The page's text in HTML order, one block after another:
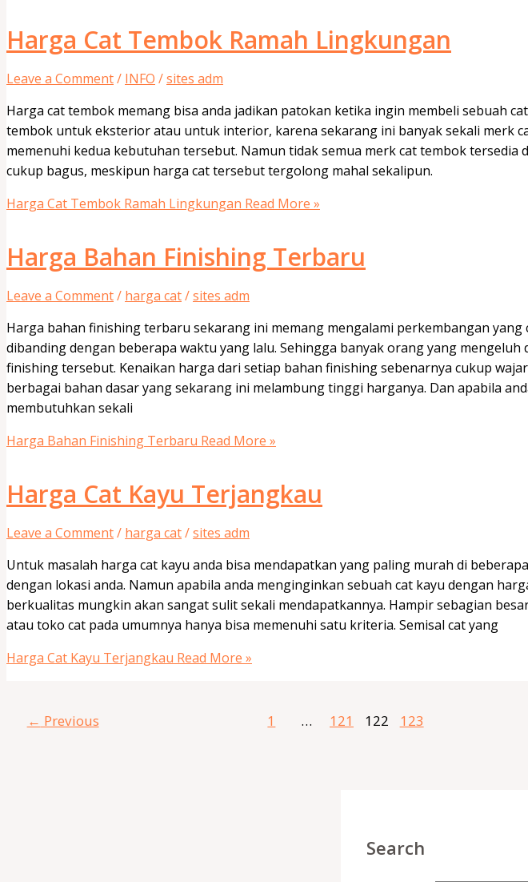
Harga Cat Tembok Ramah Lingkungan
Leave a Comment/ INFO /sites adm
Harga cat tembok memang bisa anda jadikan patokan ketika ingin membeli sebuah
tembok untuk eksterior atau untuk interior, karena sekarang ini banyak sekali merk
memenuhi kedua kebutuhan tersebut. Namun tidak semua merk cat tembok tersedia
cukup bagus, meskipun harga cat tersebut tergolong mahal sekalipun.
Harga Cat Tembok Ramah Lingkungan Read More »
Harga Bahan Finishing Terbaru
Leave a Comment/ harga cat/sites adm
Harga bahan finishing terbaru sekarang ini memang mengalami perkembangan yang
dibanding dengan beberapa waktu yang lalu. Sehingga banyak orang yang mengeluh
finishing tersebut. Kenaikan harga dari setiap bahan finishing sebenarnya cukup
berbagai bahan dasar yang sekarang ini melambung tinggi harganya. Dan apabila
membutuhkan sekali
Harga Bahan Finishing Terbaru Read More »
Harga Cat Kayu Terjangkau
Leave a Comment/ harga cat/sites adm
Untuk masalah harga cat kayu anda bisa mendapatkan yang paling murah di
dengan lokasi anda. Namun apabila anda menginginkan sebuah cat kayu dengan
berkualitas mungkin akan sangat sulit sekali mendapatkannya. Hampir sebagian
atau toko cat pada umumnya hanya bisa memenuhi satu kriteria. Semisal cat yang
Harga Cat Kayu Terjangkau Read More »
← Previous 1 … 121 122 123
Search